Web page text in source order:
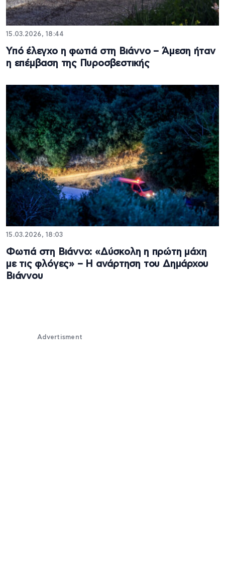
15.03.2026, 18:44
Υπό έλεγχο η φωτιά στη Βιάννο – Άμεση ήταν
η επέμβαση της Πυροσβεστικής
15.03.2026, 18:03
Φωτιά στη Βιάννο: «Δύσκολη η πρώτη μάχη
με τις φλόγες» – Η ανάρτηση του Δημάρχου
Βιάννου
Advertisment